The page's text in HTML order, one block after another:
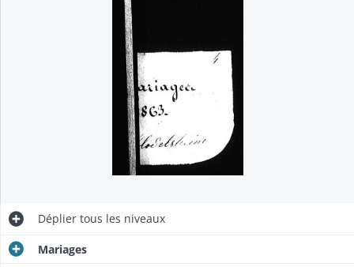
Déplier tous les niveaux
Mariages